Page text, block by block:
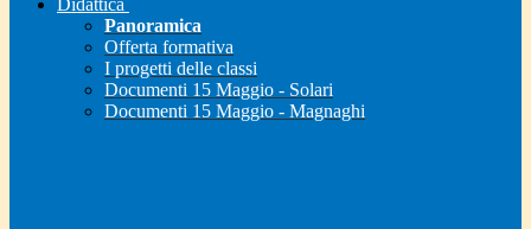
Didattica
Panoramica
Offerta formativa
I progetti delle classi
Documenti 15 Maggio - Solari
Documenti 15 Maggio - Magnaghi